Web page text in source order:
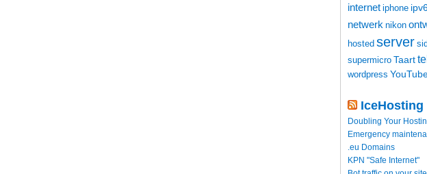
internet iphone
netwerk nikon
hosted server
supermicro Taart
wordpress
IceHosting
Doubling Your
Emergency
.eu Domains
KPN "Safe Internet"